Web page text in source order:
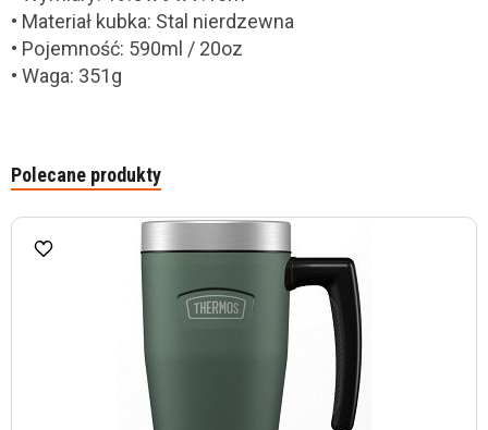
• Materiał kubka: Stal nierdzewna
• Pojemność: 590ml / 20oz
• Waga: 351g
Polecane produkty